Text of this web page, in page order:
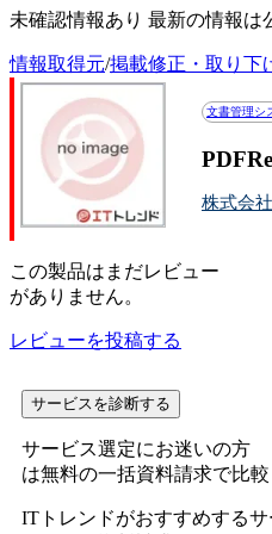
未確認情報あり 最新の情報は
情報取得元/掲載修正・取り下
文書管理シ
株式会
この製品はまだレビュー
がありません。
レビューを投稿する
サービスを診断する
サービス選定にお迷いの方
は無料の一括資料請求で比較
ITトレンドがおすすめする